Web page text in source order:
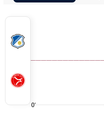
0'